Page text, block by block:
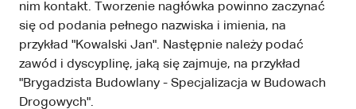
nim kontakt. Tworzenie nagłówka powinno zaczynać
się od podania pełnego nazwiska i imienia, na
przykład "Kowalski Jan". Następnie należy podać
zawód i dyscyplinę, jaką się zajmuje, na przykład
"Brygadzista Budowlany - Specjalizacja w Budowach
Drogowych".